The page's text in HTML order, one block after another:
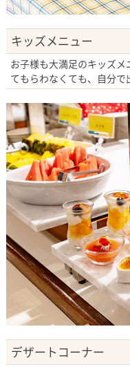
キッズメニュー
お子様も大満足のキッズ
てもらわなくても、自分で
デザートコーナー